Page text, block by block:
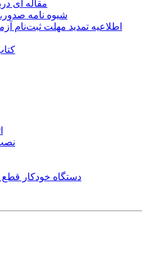
مقاله ای
شیوه نامه صدور،
اطلاعیه تمدید مهلت ثبت‌نام
دستگاه خودکار